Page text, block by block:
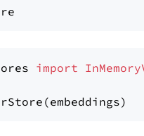
import